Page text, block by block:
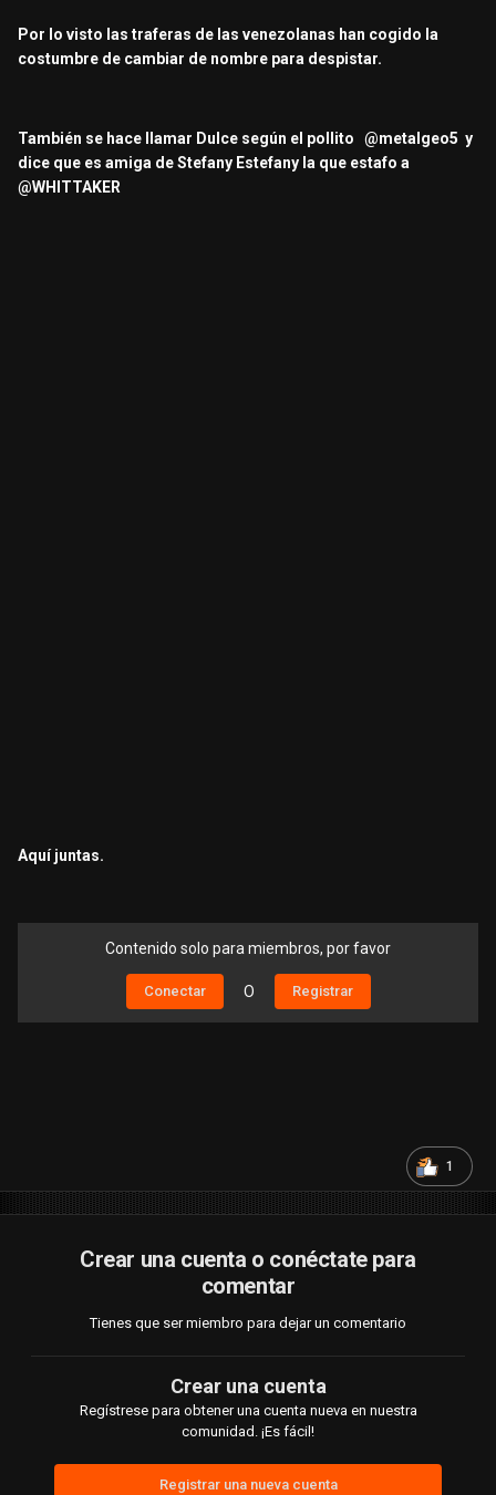
Por lo visto las traferas de las venezolanas han cogido la
costumbre de cambiar de nombre para despistar.
También se hace llamar Dulce según el pollito @metalgeo5 y
dice que es amiga de Stefany Estefany la que estafo a
@WHITTAKER
Aquí juntas.
Contenido solo para miembros, por favor
Conectar O Registrar
1
Crear una cuenta o conéctate para
comentar
Tienes que ser miembro para dejar un comentario
Crear una cuenta
Regístrese para obtener una cuenta nueva en nuestra
comunidad. ¡Es fácil!
Registrar una nueva cuenta